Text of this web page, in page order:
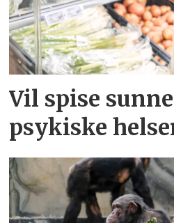
Vil spise
psykiske